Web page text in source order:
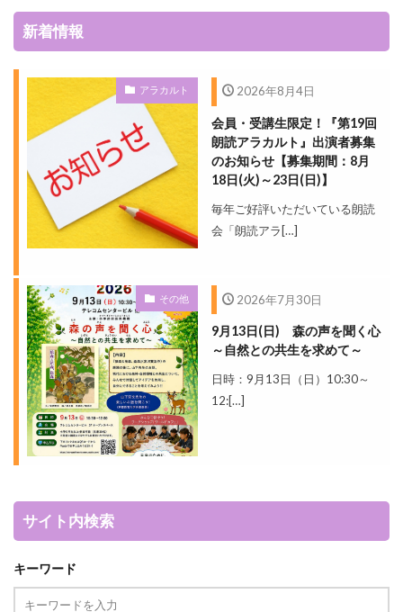
新着情報
アラカルト 2026年8月4日
会員・受講生限定！『第19回
朗読アラカルト』出演者募集
のお知らせ【募集期間：8月
18日(火)～23日(日)】
毎年ご好評いただいている朗読
会「朗読アラ[…]
その他 2026年7月30日
9月13日(日) 森の声を聞く心
～自然との共生を求めて～
日時：9月13日（日）10:30～
12:[…]
サイト内検索
キーワード